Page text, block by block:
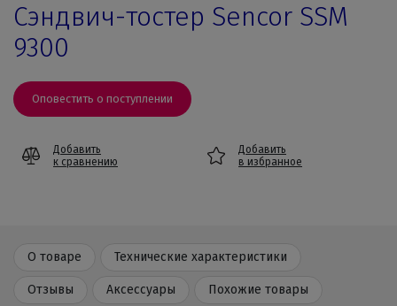
Сэндвич-тостер Sencor SSM
9300
Оповестить о поступлении
Добавить
к сравнению
Добавить
в избранное
О товаре Технические характеристики
Отзывы Аксессуары Похожие товары